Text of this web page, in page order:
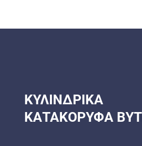
ΚΥΛΙΝΔΡΙΚΑ
ΚΑΤΑΚΟΡΥΦΑ